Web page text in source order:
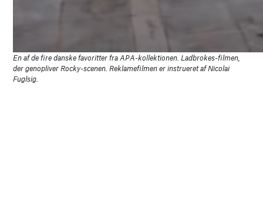
En af de fire danske favoritter fra APA-kollektionen. Ladbrokes-filmen,
der genopliver Rocky-scenen. Reklamefilmen er instrueret af Nicolai
Fuglsig.